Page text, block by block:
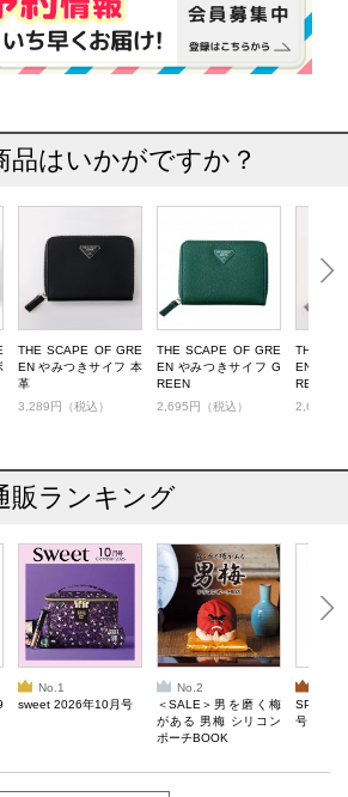
品はいかがですか？
THE SCAPE OF GRE
EN やみつきサイフ 本
革
3,289円（税込）
THE SCAPE OF GRE
EN やみつきサイフ G
REEN
2,695円（税込）
THE
EN やみ
2,695円
販ランキング
No.1
sweet 2026年10月号
No.2
＜SALE＞男を磨く梅
がある 男梅 シリコン
ポーチBOOK
号